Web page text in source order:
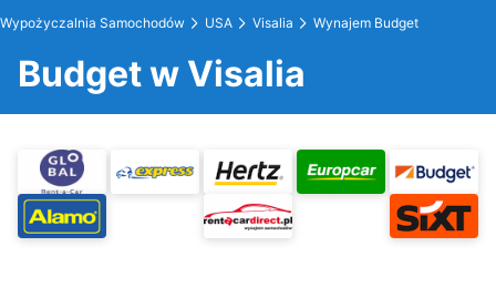
Wypożyczalnia Samochodów USA Visalia Wynajem Budget
Budget w Visalia